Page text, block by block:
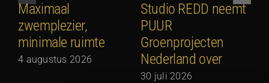
Maximaal
zwemplezier,
minimale ruimte
4 augustus 2026
Studio REDD neemt
PUUR
Groenprojecten
Nederland over
30 juli 2026